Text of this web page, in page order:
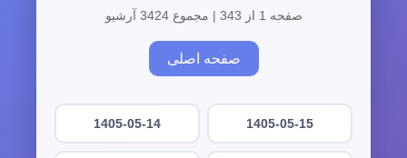
صفحه 1 از 343 | مجموع 3424 آرشیو
صفحه اصلی
1405-05-15
1405-05-14